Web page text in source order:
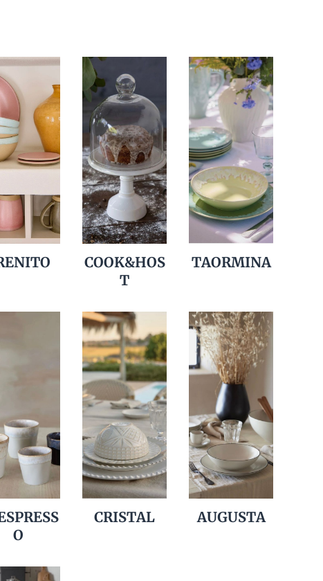
COOK&HOS
T
TAORMINA
O
CRISTAL AUGUSTA